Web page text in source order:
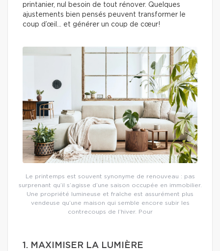
printanier, nul besoin de tout rénover. Quelques
ajustements bien pensés peuvent transformer le
coup d’œil… et générer un coup de cœur!
Le printemps est souvent synonyme de renouveau : pas
surprenant qu’il s’agisse d’une saison occupée en immobilier.
Une propriété lumineuse et fraîche est assurément plus
vendeuse qu’une maison qui semble encore subir les
contrecoups de l’hiver. Pour
1. MAXIMISER LA LUMIÈRE